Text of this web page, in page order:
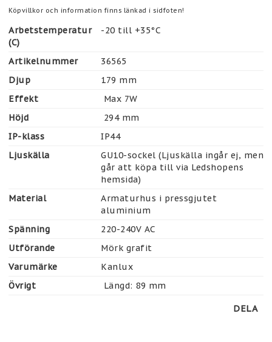
Köpvillkor och information finns länkad i sidfoten!
Arbetstemperatur
(C)
-20 till +35°C
Artikelnummer
36565
Djup
179 mm
Effekt
Max 7W
Höjd
294 mm
IP-klass
IP44
Ljuskälla
GU10-sockel (Ljuskälla ingår ej, men
går att köpa till via Ledshopens
hemsida)
Material
Armaturhus i pressgjutet
aluminium
Spänning
220-240V AC
Utförande
Mörk grafit
Varumärke
Kanlux
Övrigt
Längd: 89 mm
DELA